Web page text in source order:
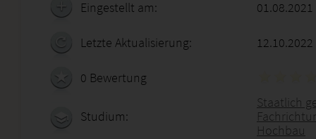
Eingestellt am:
Letzte Aktualisierung: 12.10.2022
0 Bewertung
Studium:
Staatlich
Hochbau